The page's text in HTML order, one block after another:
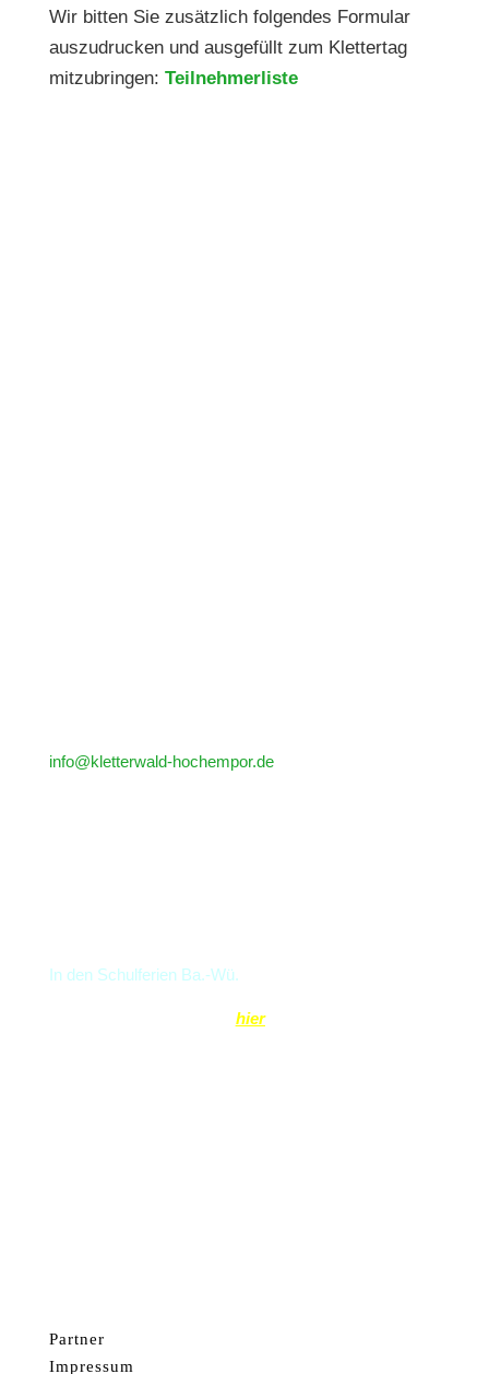
Wir bitten Sie zusätzlich folgendes Formular
auszudrucken und ausgefüllt zum Klettertag
mitzubringen: Teilnehmerliste
info@kletterwald-hochempor.de
In den Schulferien Ba.-Wü.
hier
Partner
Impressum